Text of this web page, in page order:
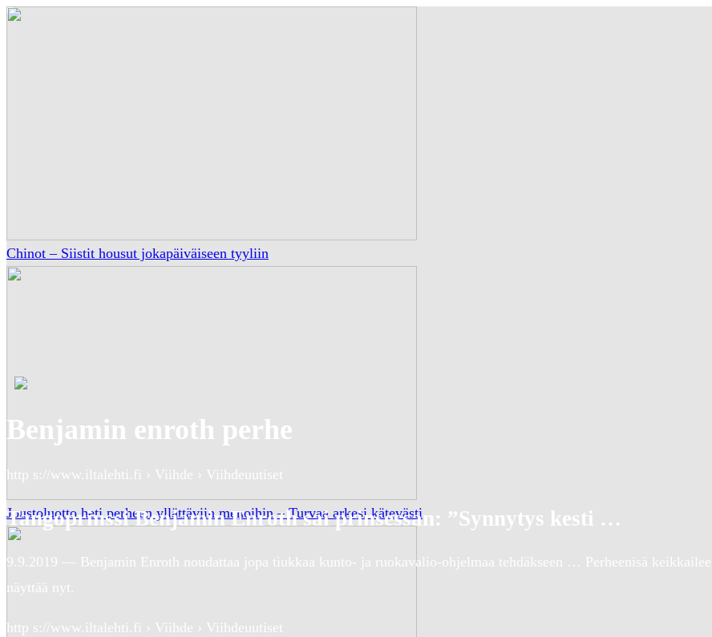
Chinot – Siistit housut jokapäiväiseen tyyliin
Joustoluotto heti perheen yllättäviin menoihin – Turvaa arkesi kätevästi
Benjamin enroth perhe
http s://www.iltalehti.fi › Viihde › Viihdeuutiset
Tangoprinssi Benjamin Enroth sai prinsessan: ”Synnytys kesti …
9.9.2019 — Benjamin Enroth noudattaa jopa tiukkaa kunto- ja ruokavalio-ohjelmaa tehdäkseen … Perheenisä keikkailee
näyttää nyt.
http s://www.iltalehti.fi › Viihde › Viihdeuutiset